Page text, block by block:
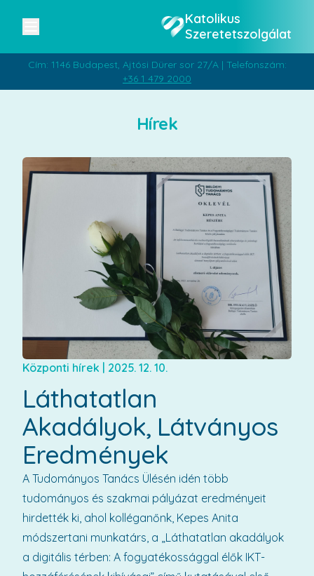
Katolikus
Szeretetszolgálat
Cím: 1146 Budapest, Ajtósi Dürer sor 27/A | Telefonszám:
+36 1 479 2000
Hírek
Központi hírek | 2025. 12. 10.
Láthatatlan
Akadályok, Látványos
Eredmények
A Tudományos Tanács Ülésén idén több
tudományos és szakmai pályázat eredményeit
hirdették ki, ahol kolléganőnk, Kepes Anita
módszertani munkatárs, a „Láthatatlan akadályok
a digitális térben: A fogyatékossággal élők IKT-